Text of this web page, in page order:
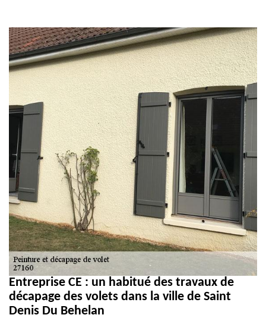
Entreprise CE : un habitué des travaux de
décapage des volets dans la ville de Saint
Denis Du Behelan